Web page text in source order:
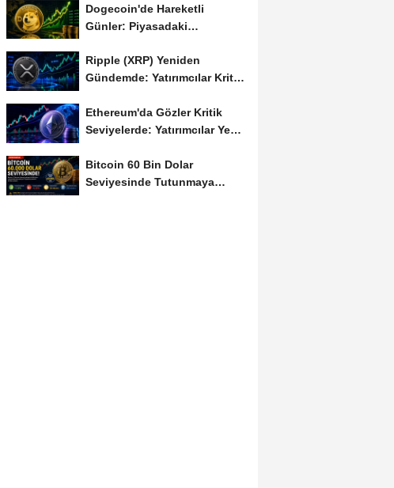
Dogecoin'de Hareketli
Günler: Piyasadaki
de...
Ripple (XRP) Yeniden
Gündemde: Yatırımcılar Kritik
Ethereum'da Gözler Kritik
Seviyelerde: Yatırımcılar Yeni
Bitcoin 60 Bin Dolar
Seviyesinde Tutunmaya